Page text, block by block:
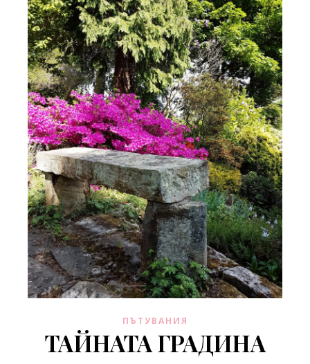
ПЪТУВАНИЯ
ТАЙНАТА ГРАДИНА